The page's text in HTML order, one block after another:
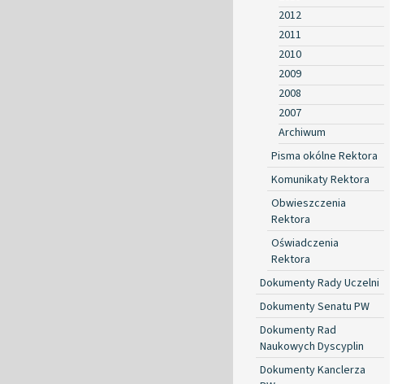
2012
2011
2010
2009
2008
2007
Archiwum
Pisma okólne Rektora
Komunikaty Rektora
Obwieszczenia
Rektora
Oświadczenia
Rektora
Dokumenty Rady Uczelni
Dokumenty Senatu PW
Dokumenty Rad
Naukowych Dyscyplin
Dokumenty Kanclerza